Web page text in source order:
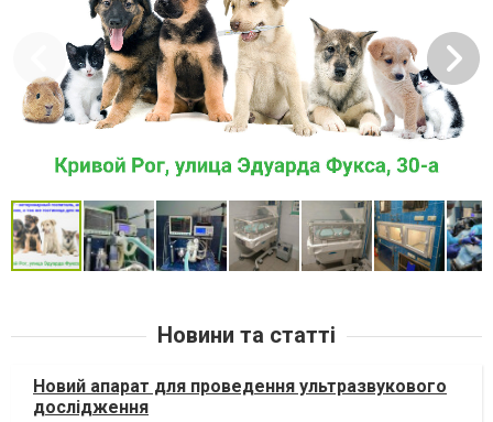
Новини та статті
Новий апарат для проведення ультразвукового
дослідження